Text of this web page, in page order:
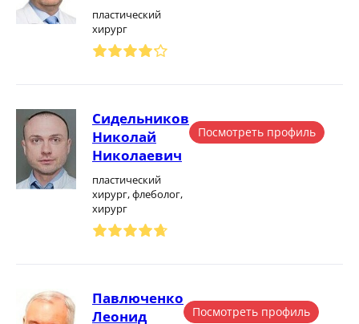
пластический
хирург
Сидельников
Николай
Николаевич
пластический
хирург, флеболог,
хирург
Посмотреть профиль
Павлюченко
Леонид
Посмотреть профиль